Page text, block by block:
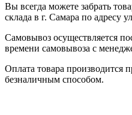
Вы всегда можете забрать
склада в г. Самара по адресу
Самовывоз осуществляется
времени самовывоза с
Оплата товара
безналичным способом.